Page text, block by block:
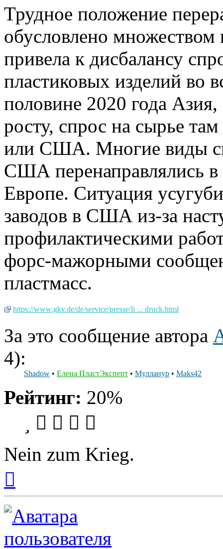
Трудное положение
обусловлено
привела к дисбалансу
пластиковых изделий во
половине 2020 года
росту, спрос на сырье
или США. Многие виды
США перенаправлялись
Европе. Ситуация
заводов в США из-за
профилактическими
форс-мажорными
пластмасс.
https://www.gkv.de/de/service/presse/li ... druck.html
За это сообщение автора
4):
Shadow • Елена ПластЭксперт • Мулланур • Maks42
Рейтинг: 20%
Nein zum Krieg.
началу